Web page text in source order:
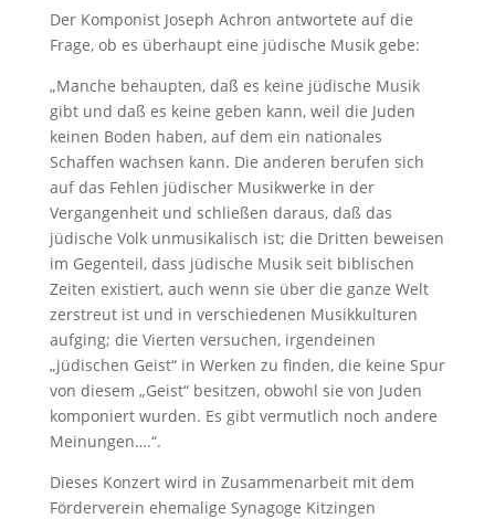
Der Komponist Joseph Achron antwortete auf die
Frage, ob es überhaupt eine jüdische Musik gebe:
„Manche behaupten, daß es keine jüdische Musik
gibt und daß es keine geben kann, weil die Juden
keinen Boden haben, auf dem ein nationales
Schaffen wachsen kann. Die anderen berufen sich
auf das Fehlen jüdischer Musikwerke in der
Vergangenheit und schließen daraus, daß das
jüdische Volk unmusikalisch ist; die Dritten beweisen
im Gegenteil, dass jüdische Musik seit biblischen
Zeiten existiert, auch wenn sie über die ganze Welt
zerstreut ist und in verschiedenen Musikkulturen
aufging; die Vierten versuchen, irgendeinen
„jüdischen Geist“ in Werken zu finden, die keine Spur
von diesem „Geist“ besitzen, obwohl sie von Juden
komponiert wurden. Es gibt vermutlich noch andere
Meinungen….“.
Dieses Konzert wird in Zusammenarbeit mit dem
Förderverein ehemalige Synagoge Kitzingen